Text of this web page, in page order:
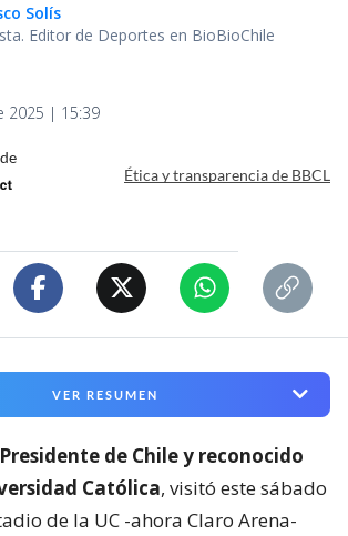
Solís
Editor de Deportes en BioBioChile
2025 | 15:39
Ética y transparencia de BBCL
VER RESUMEN
de Chile y reconocido
Católica, visitó este sábado
de la UC -ahora Claro Arena-